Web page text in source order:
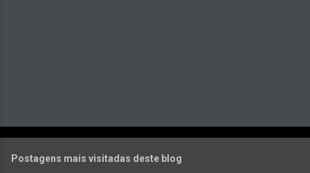
Postagens mais visitadas deste blog